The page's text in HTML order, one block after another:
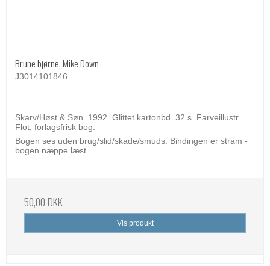
Brune bjørne, Mike Down
J3014101846
Skarv/Høst & Søn. 1992. Glittet kartonbd. 32 s. Farveillustr.
Flot, forlagsfrisk bog.
Bogen ses uden brug/slid/skade/smuds. Bindingen er stram -
bogen næppe læst
50,00 DKK
Vis produkt